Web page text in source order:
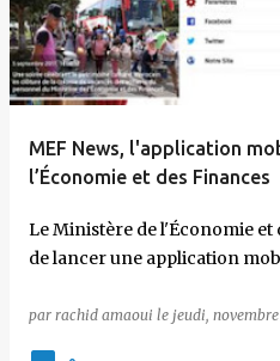
MEF News, l'application
l’Économie et des Finances
Le Ministère de l'Économie et
de lancer une application
par rachid amaoui le jeudi, novembre